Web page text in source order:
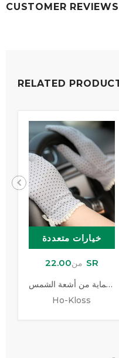
CUSTOMER REVIEWS
RELATED
خيارات متعددة
من 22.00 SR
قفاز للحماية من أشعة الشمس
Ho-Kloss